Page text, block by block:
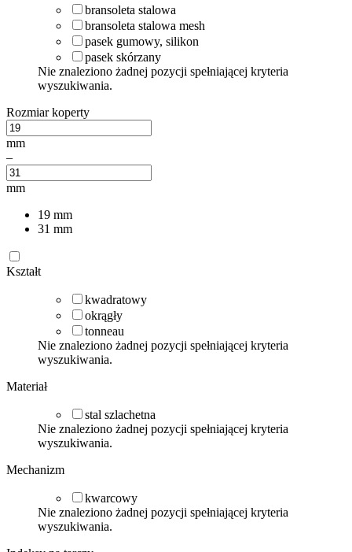
bransoleta stalowa
bransoleta stalowa mesh
pasek gumowy, silikon
pasek skórzany
Nie znaleziono żadnej pozycji spełniającej kryteria
wyszukiwania.
Rozmiar koperty
mm
–
mm
19 mm
31 mm
Kształt
kwadratowy
okrągły
tonneau
Nie znaleziono żadnej pozycji spełniającej kryteria
wyszukiwania.
Materiał
stal szlachetna
Nie znaleziono żadnej pozycji spełniającej kryteria
wyszukiwania.
Mechanizm
kwarcowy
Nie znaleziono żadnej pozycji spełniającej kryteria
wyszukiwania.